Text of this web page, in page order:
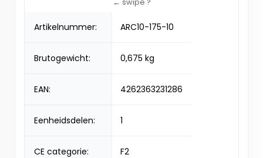
Artikelnummer: ARC10-175-10
Brutogewicht: 0,675 kg
EAN: 4262363231286
Eenheidsdelen: 1
CE categorie: F2